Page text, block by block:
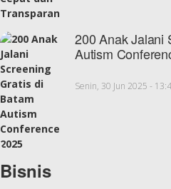
200 Anak Jalani
Autism
Senin, 30 Jun 2025 -
Bisnis